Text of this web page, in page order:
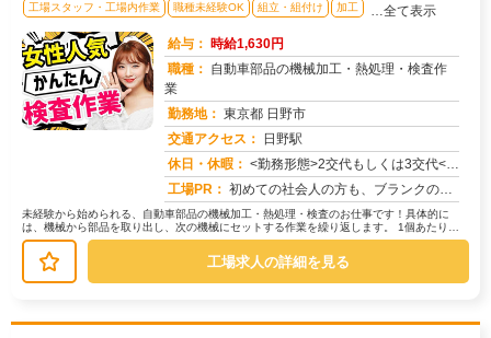
工場スタッフ・工場内作業 職種未経験OK 組立・組付け 加工 …全て表示
給与： 時給1,630円
職種： 自動車部品の機械加工・熱処理・検査作
業
勤務地： 東京都 日野市
交通アクセス：
日野駅
休日・休暇： <勤務形態>2交代もしくは3交代<休日>土日またはシフト制
工場PR： 初めての社会人の方も、ブランクのある方も安心！株式会社京栄センターで、新しい一歩を踏み出してみませんか？→充実のサ...
未経験から始められる、自動車部品の機械加工・熱処理・検査のお仕事です！具体的に
は、機械から部品を取り出し、次の機械にセットする作業を繰り返します。 1個あたり約
30秒の作業で、1時間に2000...
工場求人の詳細を見る